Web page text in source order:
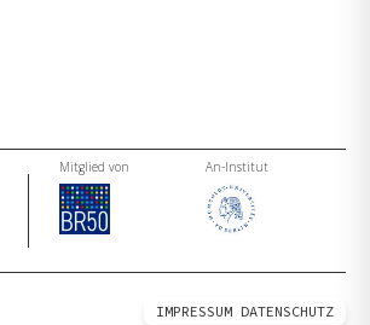
Mitglied von An-Institut
IMPRESSUM DATENSCHUTZ